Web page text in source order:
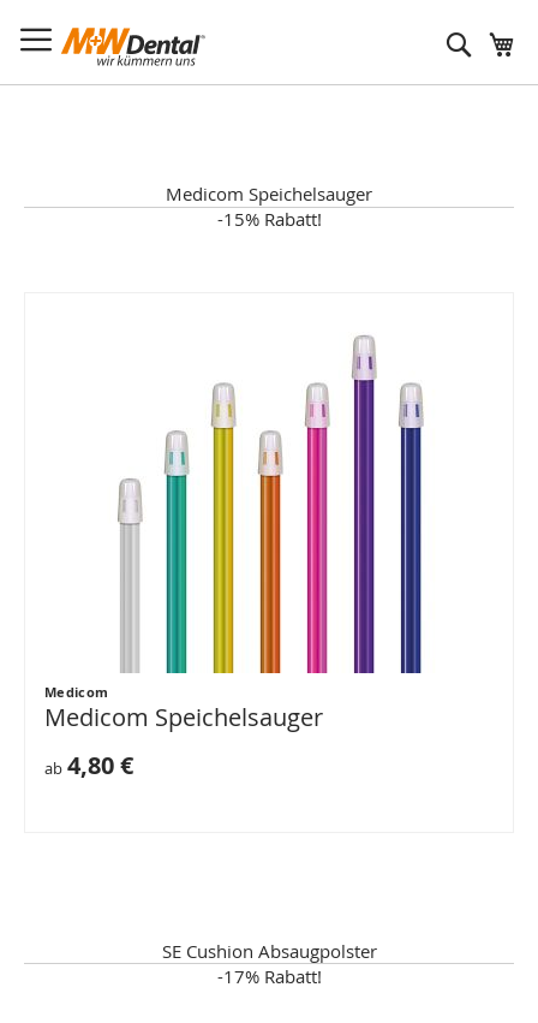
Suche
Medicom Speichelsauger
-15% Rabatt!
Medicom
Medicom Speichelsauger
ab 4,80 €
SE Cushion Absaugpolster
-17% Rabatt!